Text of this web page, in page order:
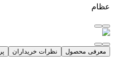
عظام
معرفی محصول نظرات خریداران